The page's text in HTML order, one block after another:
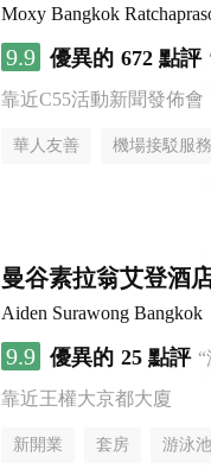
Moxy Bangkok
9.9 優異的 672 點評
靠近C55活動新聞發佈會
華人友善 機場接駁服務
曼谷素拉翁艾登酒
Aiden Surawong Bangkok
9.9 優異的 25 點評
靠近王權大京都大廈
新開業 套房 游泳池